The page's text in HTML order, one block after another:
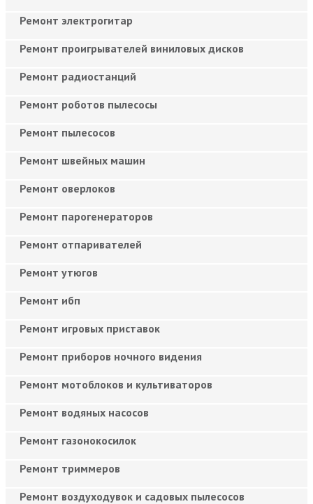
Ремонт электрогитар
Ремонт проигрывателей виниловых дисков
Ремонт радиостанций
Ремонт роботов пылесосы
Ремонт пылесосов
Ремонт швейных машин
Ремонт оверлоков
Ремонт парогенераторов
Ремонт отпаривателей
Ремонт утюгов
Ремонт ибп
Ремонт игровых приставок
Ремонт приборов ночного видения
Ремонт мотоблоков и культиваторов
Ремонт водяных насосов
Ремонт газонокосилок
Ремонт триммеров
Ремонт воздуходувок и садовых пылесосов